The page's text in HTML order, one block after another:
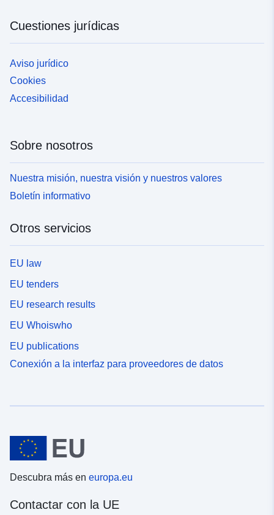
Cuestiones jurídicas
Aviso jurídico
Cookies
Accesibilidad
Sobre nosotros
Nuestra misión, nuestra visión y nuestros valores
Boletín informativo
Otros servicios
EU law
EU tenders
EU research results
EU Whoiswho
EU publications
Conexión a la interfaz para proveedores de datos
Descubra más en europa.eu
Contactar con la UE